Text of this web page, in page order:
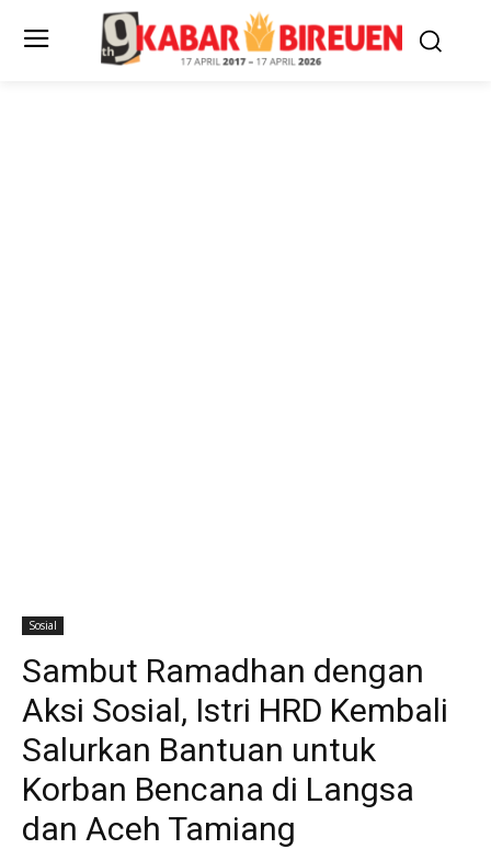
Sosial
Sambut Ramadhan dengan
Aksi Sosial, Istri HRD Kembali
Salurkan Bantuan untuk
Korban Bencana di Langsa
dan Aceh Tamiang